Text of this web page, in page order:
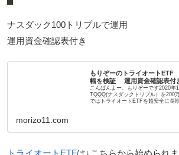
ナスダック100トリプルで運用
運用資金確認表付き
もりぞーのトライオート
幅を検証 運用資金確認表付
こんばんよー、もりぞーです2020年
TQQQ(ナスダックトリプル）を200
ではトライオートETFを超安全に長
morizo11.com
トライオートETFは↓こちらから始められ